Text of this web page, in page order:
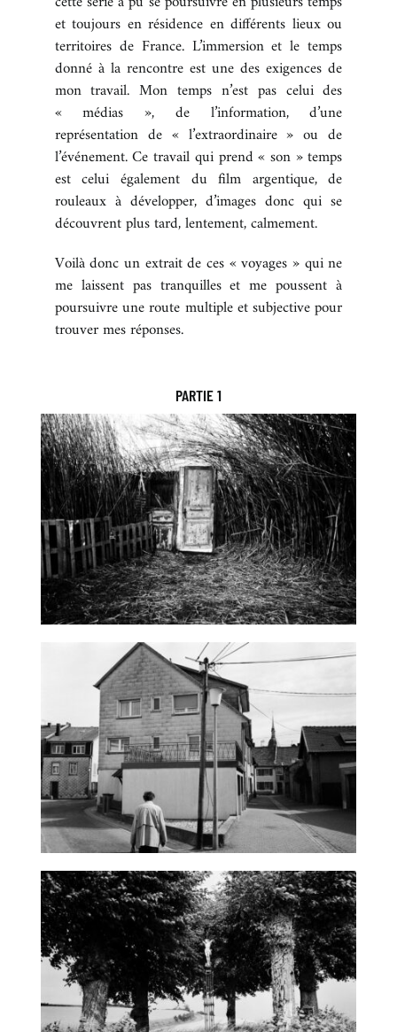
et toujours en résidence en différents lieux ou
territoires de France. L’immersion et le temps
donné à la rencontre est une des exigences de
mon travail. Mon temps n’est pas celui des
« médias », de l’information, d’une
représentation de « l’extraordinaire » ou de
l’événement. Ce travail qui prend « son » temps
est celui également du film argentique, de
rouleaux à développer, d’images donc qui se
découvrent plus tard, lentement, calmement.
Voilà donc un extrait de ces « voyages » qui ne
me laissent pas tranquilles et me poussent à
poursuivre une route multiple et subjective pour
trouver mes réponses.
PARTIE 1